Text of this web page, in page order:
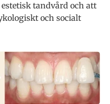
tandvård och att
och socialt